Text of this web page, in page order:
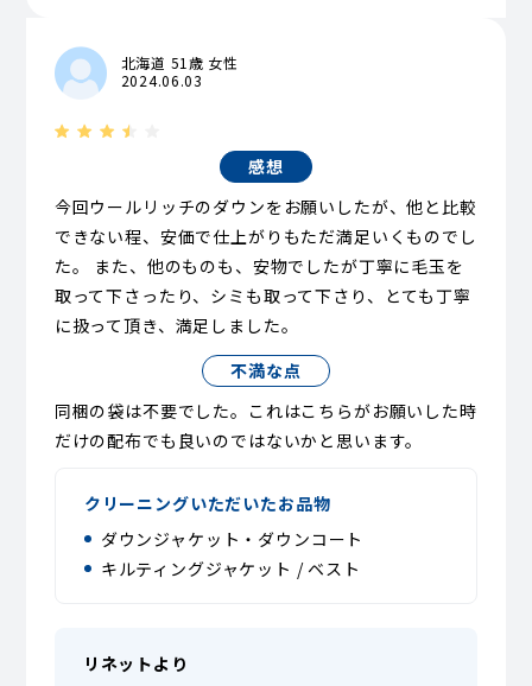
北海道 51歳 女性
2024.06.03
感想
今回ウールリッチのダウンをお願いしたが、他と比較
できない程、安価で仕上がりもただ満足いくものでし
た。 また、他のものも、安物でしたが丁寧に毛玉を
取って下さったり、シミも取って下さり、とても丁寧
に扱って頂き、満足しました。
不満な点
同梱の袋は不要でした。これはこちらがお願いした時
だけの配布でも良いのではないかと思います。
クリーニングいただいたお品物
ダウンジャケット・ダウンコート
キルティングジャケット / ベスト
リネットより